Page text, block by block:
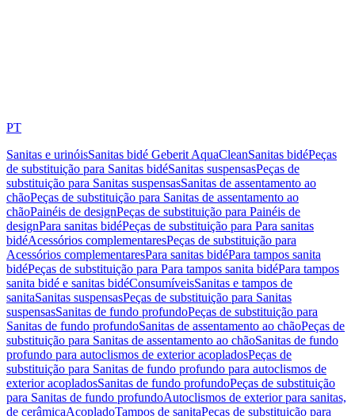
PT
Sanitas e urinóisSanitas bidé Geberit AquaCleanSanitas bidéPeças
de substituição para Sanitas bidéSanitas suspensasPeças de
substituição para Sanitas suspensasSanitas de assentamento ao
chãoPeças de substituição para Sanitas de assentamento ao
chãoPainéis de designPeças de substituição para Painéis de
designPara sanitas bidéPeças de substituição para Para sanitas
bidéAcessórios complementaresPeças de substituição para
Acessórios complementaresPara sanitas bidéPara tampos sanita
bidéPeças de substituição para Para tampos sanita bidéPara tampos
sanita bidé e sanitas bidéConsumíveisSanitas e tampos de
sanitaSanitas suspensasPeças de substituição para Sanitas
suspensasSanitas de fundo profundoPeças de substituição para
Sanitas de fundo profundoSanitas de assentamento ao chãoPeças de
substituição para Sanitas de assentamento ao chãoSanitas de fundo
profundo para autoclismos de exterior acopladosPeças de
substituição para Sanitas de fundo profundo para autoclismos de
exterior acopladosSanitas de fundo profundoPeças de substituição
para Sanitas de fundo profundoAutoclismos de exterior para sanitas,
de cerâmicaAcopladoTampos de sanitaPeças de substituição para